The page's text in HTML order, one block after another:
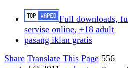
Full downloads,
servise online, +18 adult
pasang iklan gratis
Share Translate This Page 556